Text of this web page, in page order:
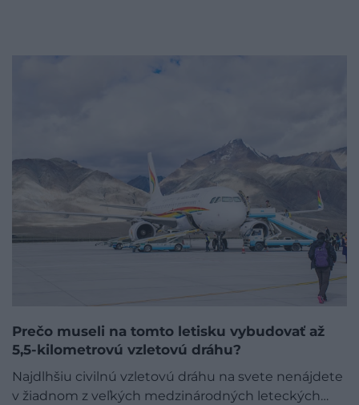
Prečo museli na tomto letisku vybudovať až
5,5-kilometrovú vzletovú dráhu?
Najdlhšiu civilnú vzletovú dráhu na svete nenájdete
v žiadnom z veľkých medzinárodných leteckých…